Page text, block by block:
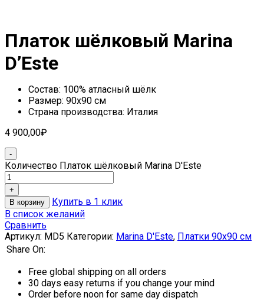
Платок шёлковый Marina
D’Este
Состав: 100% атласный шёлк
Размер: 90х90 см
Страна производства: Италия
4 900,00₽
Количество Платок шёлковый Marina D'Este
В корзину
Купить в 1 клик
В список желаний
Сравнить
Артикул: MD5 Категории: Marina D'Este, Платки 90х90 см
Share On:
Free global shipping on all orders
30 days easy returns if you change your mind
Order before noon for same day dispatch